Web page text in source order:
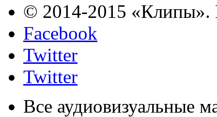
© 2014-2015 «Клипы».
Facebook
Twitter
Twitter
Все аудиовизуальные